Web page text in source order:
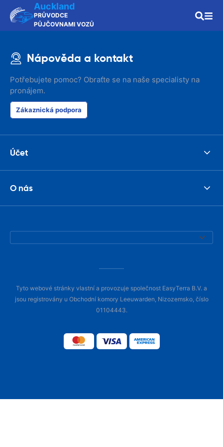
Auckland
PRŮVODCE
PŮJČOVNAMI VOZŮ
Nápověda a kontakt
Potřebujete pomoc? Obraťte se na naše specialisty na
pronájem.
Zákaznická podpora
Účet
O nás
Tyto webové stránky vlastní a provozuje společnost EasyTerra B.V. a
jsou registrovány u Obchodní komory Leeuwarden, Nizozemsko, číslo
01104443.